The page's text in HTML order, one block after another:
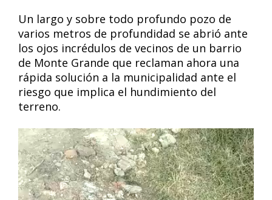
Un largo y sobre todo profundo pozo de
varios metros de profundidad se abrió ante
los ojos incrédulos de vecinos de un barrio
de Monte Grande que reclaman ahora una
rápida solución a la municipalidad ante el
riesgo que implica el hundimiento del
terreno.